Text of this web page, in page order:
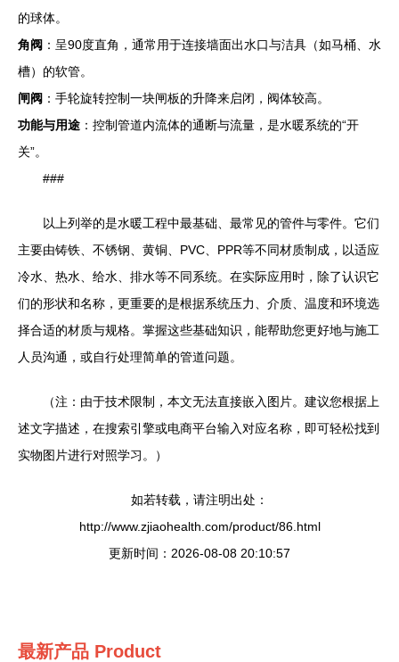
的球体。
角阀 ：呈90度直角，通常用于连接墙面出水口与洁具（如马桶、水
槽）的软管。
闸阀 ：手轮旋转控制一块闸板的升降来启闭，阀体较高。
功能与用途 ：控制管道内流体的通断与流量，是水暖系统的“开
关”。
###
以上列举的是水暖工程中最基础、最常见的管件与零件。它们
主要由铸铁、不锈钢、黄铜、PVC、PPR等不同材质制成，以适应
冷水、热水、给水、排水等不同系统。在实际应用时，除了认识它
们的形状和名称，更重要的是根据系统压力、介质、温度和环境选
择合适的材质与规格。掌握这些基础知识，能帮助您更好地与施工
人员沟通，或自行处理简单的管道问题。
（注：由于技术限制，本文无法直接嵌入图片。建议您根据上
述文字描述，在搜索引擎或电商平台输入对应名称，即可轻松找到
实物图片进行对照学习。）
如若转载，请注明出处：
http://www.zjiaohealth.com/product/86.html
更新时间：2026-08-08 20:10:57
最新产品 Product